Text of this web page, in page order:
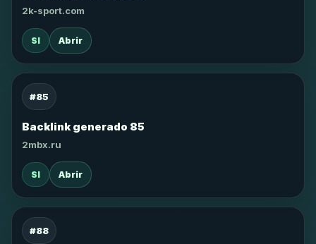
2k-sport.com
SI Abrir
#85
Backlink generado 85
2mbx.ru
SI Abrir
#88